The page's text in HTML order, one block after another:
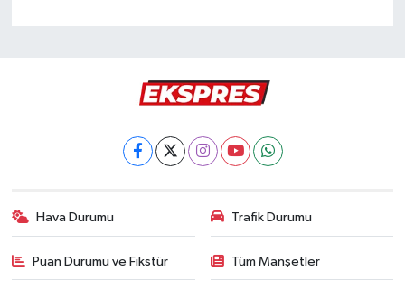
Hava Durumu Trafik Durumu
Puan Durumu ve Fikstür Tüm Manşetler